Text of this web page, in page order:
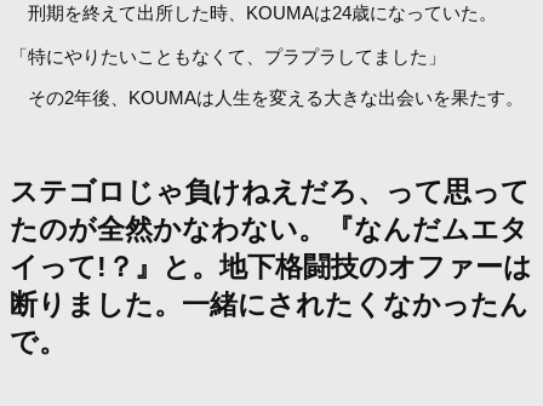
刑期を終えて出所した時、KOUMAは24歳になっていた。
「特にやりたいこともなくて、プラプラしてました」
その2年後、KOUMAは人生を変える大きな出会いを果たす。
ステゴロじゃ負けねえだろ、って思って
たのが全然かなわない。『なんだムエタ
イって!？』と。地下格闘技のオファーは
断りました。一緒にされたくなかったん
で。